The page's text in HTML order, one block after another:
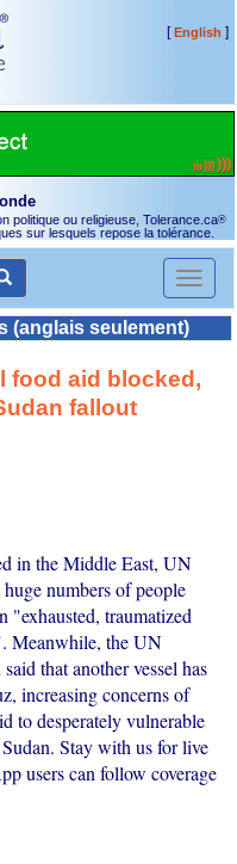
[English ]
politique ou religieuse, Tolerance.ca®
sur lesquels repose la tolérance.
Toggle
(anglais seulement)
food aid blocked,
fallout
in the Middle East, UN
numbers of people
"exhausted, traumatized
Meanwhile, the UN
that another vessel has
increasing concerns of
to desperately vulnerable
Stay with us for live
users can follow coverage